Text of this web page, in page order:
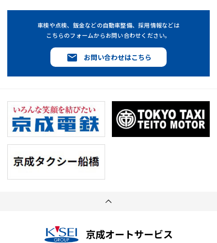
車検や点検、鈑金などの自動車整備、採用情報などは
こちらのフォームからお問い合わせください。
お問い合わせはこちら
京成オートサービス